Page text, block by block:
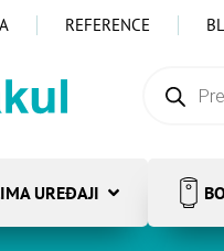
REFERENCE
UREĐAJIKLIMA ZA GRIJANJE/